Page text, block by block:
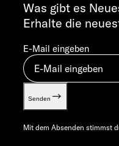
info@sunlight.de
Was gibt es
Erhalte die
E-Mail eingeben
Senden
Mit dem Absenden stimmst